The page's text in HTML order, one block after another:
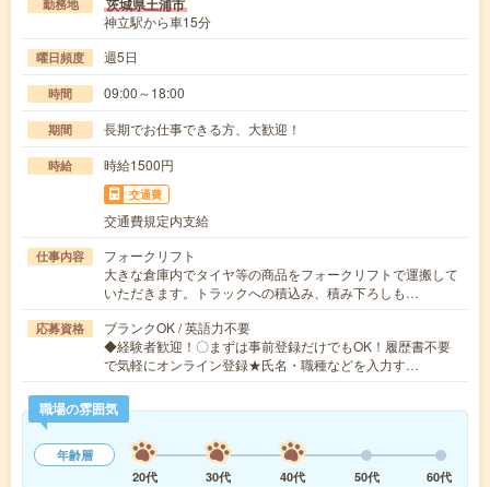
勤務地 茨城県土浦市
神立駅から車15分
曜日頻度 週5日
時間 09:00～18:00
期間 長期でお仕事できる方、大歓迎！
時給 時給1500円
交通費
交通費規定内支給
仕事内容
フォークリフト
大きな倉庫内でタイヤ等の商品をフォークリフトで運搬して
いただきます。トラックへの積込み、積み下ろしも…
応募資格
ブランクOK / 英語力不要
◆経験者歓迎！〇まずは事前登録だけでもOK！履歴書不要
で気軽にオンライン登録★氏名・職種などを入力す…
職場の雰囲気
年齢層
20代
30代 40代 50代 60代